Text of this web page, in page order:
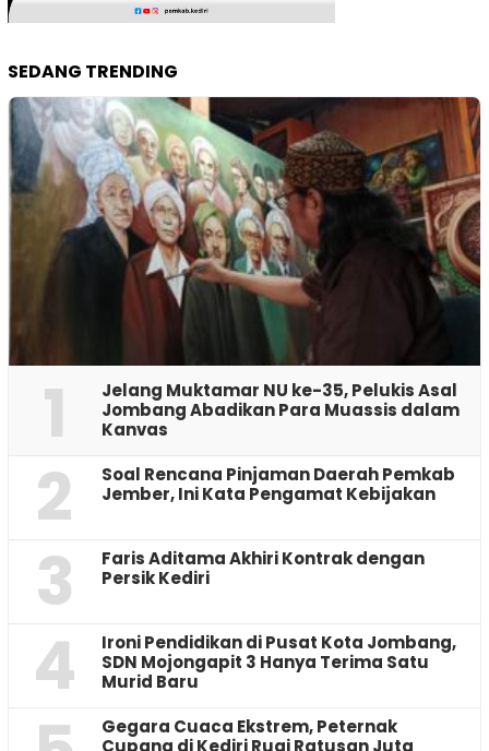
SEDANG TRENDING
1
Jelang Muktamar NU ke-35, Pelukis Asal
Jombang Abadikan Para Muassis dalam
Kanvas
2
‎Soal Rencana Pinjaman Daerah Pemkab
Jember, Ini Kata Pengamat Kebijakan ‎
3
Faris Aditama Akhiri Kontrak dengan
Persik Kediri
4
Ironi Pendidikan di Pusat Kota Jombang,
SDN Mojongapit 3 Hanya Terima Satu
Murid Baru
‎Gegara Cuaca Ekstrem, Peternak
Cupang di Kediri Rugi Ratusan Juta